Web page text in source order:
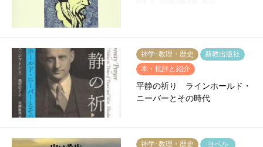
神学･教理・歴史
新教出版社
本・批評と紹介
平静の祈り ラインホールド・
ニーバーとその時代
神学･教理・歴史
ヨベル